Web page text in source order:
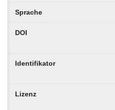
Sprache
DOI
Identifikator
Lizenz